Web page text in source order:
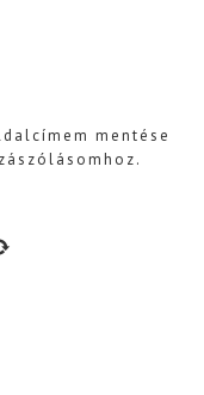
mentése